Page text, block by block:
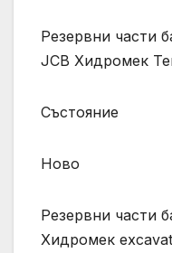
Резервни части
JCB Хидромек
Състояние
Ново
Резервни части
Хидромек